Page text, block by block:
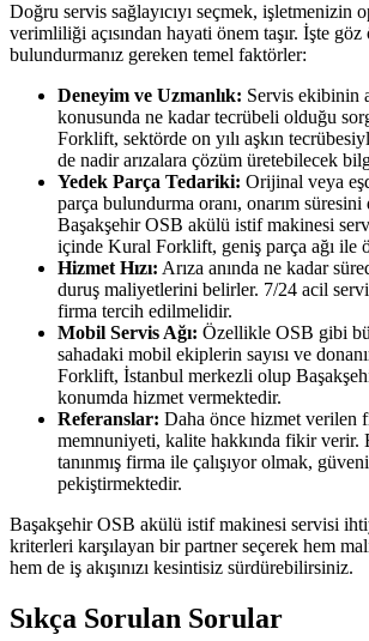
Doğru servis sağlayıcıyı seçmek, işletmenizin
verimliliği açısından hayati önem taşır. İşte göz
bulundurmanız gereken temel faktörler:
Deneyim ve Uzmanlık: Servis ekibinin
konusunda ne kadar tecrübeli olduğu
Forklift, sektörde on yılı aşkın
de nadir arızalara çözüm üretebilecek
Yedek Parça Tedariki: Orijinal veya
parça bulundurma oranı, onarım
Başakşehir OSB akülü istif makinesi
içinde Kural Forklift, geniş parça ağı ile
Hizmet Hızı: Arıza anında ne kadar
duruş maliyetlerini belirler. 7/24 acil
firma tercih edilmelidir.
Mobil Servis Ağı: Özellikle OSB gibi
sahadaki mobil ekiplerin sayısı ve
Forklift, İstanbul merkezli olup
konumda hizmet vermektedir.
Referanslar: Daha önce hizmet verilen
memnuniyeti, kalite hakkında fikir verir.
tanınmış firma ile çalışıyor olmak,
pekiştirmektedir.
Başakşehir OSB akülü istif makinesi servisi
kriterleri karşılayan bir partner seçerek hem
hem de iş akışınızı kesintisiz sürdürebilirsiniz.
Sıkça Sorulan Sorular